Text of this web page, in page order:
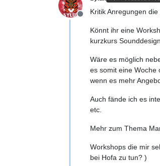
Offline
Kritik Anregungen
Könnt ihr eine
kurzkurs
Wäre es möglich
es somit eine Woche
wenn es mehr
Auch fände ich es
etc.
Mehr zum Thema
Workshops die mir
bei Hofa zu tun? )